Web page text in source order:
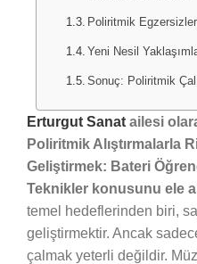
Poliritmik
Yeni Nesil
Sonuç: Poliritmik
Erturgut Sanatailesi
Poliritmik Alıştırmalarla
Geliştirmek: Bateri
Teknikler konusunu ele
temel hedeflerinden biri,
geliştirmektir. Ancak
çalmak yeterli değildir.